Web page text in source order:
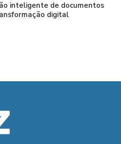
inteligente de documentos
digital